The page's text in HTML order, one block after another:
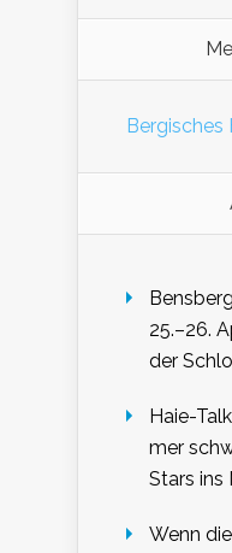
25.–26.
der
Haie-
mer
Stars ins
Wenn